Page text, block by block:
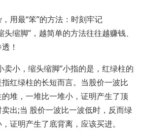
用最“笨”的方法：时刻牢记
缩脚”，越简单的方法往往越赚钱、
！
卖小，缩头缩脚”小指的是，红绿柱的
红绿柱的长短而言。当股价一波比
堆，一堆比一堆小，证明产生了顶
出;当 股价一波比一波低时，反而绿
证明产生了底背离，应该买进。